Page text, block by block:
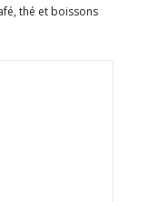
thé et boissons